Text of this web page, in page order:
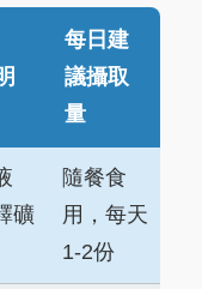
每日建
議攝取
量
礦
隨餐食
用，每天
1-2份